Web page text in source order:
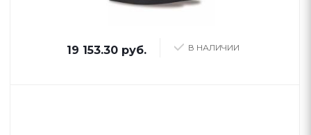
В НАЛИЧИИ
19 153.30 руб.